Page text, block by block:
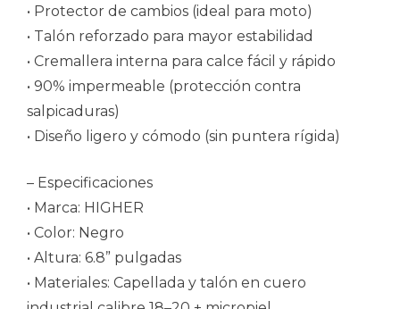
• Protector de cambios (ideal para moto)
• Talón reforzado para mayor estabilidad
• Cremallera interna para calce fácil y rápido
• 90% impermeable (protección contra
salpicaduras)
• Diseño ligero y cómodo (sin puntera rígida)
– Especificaciones
• Marca: HIGHER
• Color: Negro
• Altura: 6.8” pulgadas
• Materiales: Capellada y talón en cuero